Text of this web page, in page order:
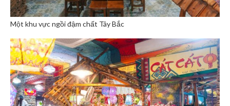
Một khu vực ngồi đậm chất Tây Bắc